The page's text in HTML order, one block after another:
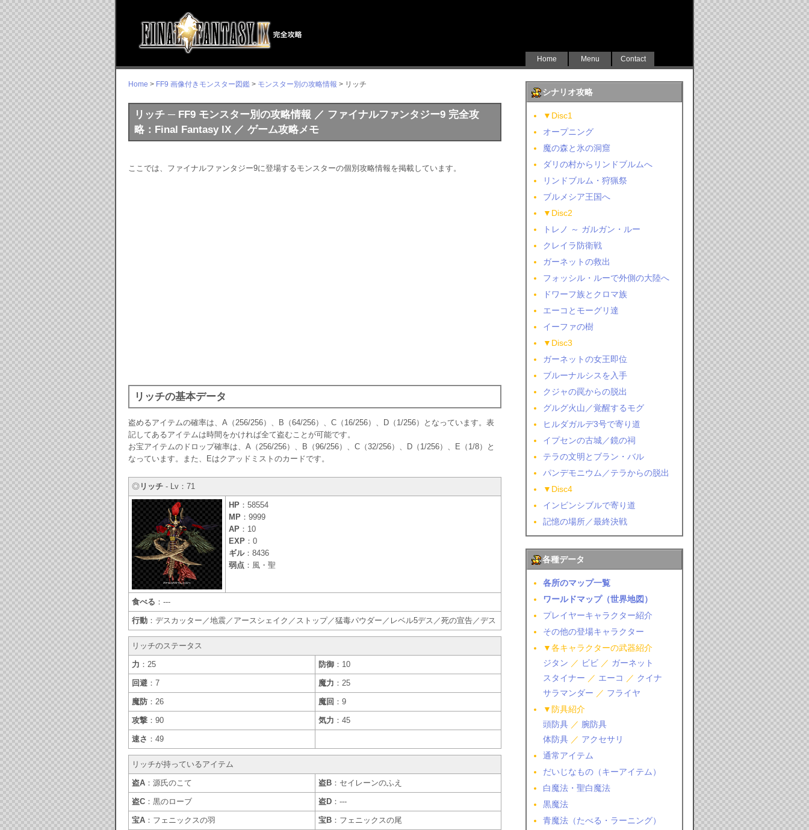
Home Menu Contact
Home > FF9 画像付きモンスター図鑑 > モンスター別の攻略情報 > リッチ
リッチ ─ FF9 モンスター別の攻略情報 ／ ファイナルファンタジー9 完全攻
略：Final Fantasy IX ／ ゲーム攻略メモ
ここでは、ファイナルファンタジー9に登場するモンスターの個別攻略情報を掲載しています。
リッチの基本データ
盗めるアイテムの確率は、A（256/256）、B（64/256）、C（16/256）、D（1/256）となっています。表
記してあるアイテムは時間をかければ全て盗むことが可能です。
お宝アイテムのドロップ確率は、A（256/256）、B（96/256）、C（32/256）、D（1/256）、E（1/8）と
なっています。また、Eはクアッドミストのカードです。
◎ リッチ - Lv：71
HP ：58554
MP ：9999
AP ：10
EXP ：0
ギル：8436
弱点 ：風・聖
食べる ：---
行動 ：デスカッター／地震／アースシェイク／ストップ／猛毒パウダー／レベル5デス／死の宣告／デス
リッチのステータス
力 ：25 防御 ：10
回避 ：7 魔力 ：25
魔防 ：26 魔回 ：9
攻撃 ：90 気力 ：45
速さ ：49
リッチが持っているアイテム
盗A ：源氏のこて 盗B ：セイレーンのふえ
盗C ：黒のローブ 盗D ：---
宝A ：フェニックスの羽 宝B ：フェニックスの尾
シナリオ攻略
▼Disc1
オープニング
魔の森と氷の洞窟
ダリの村からリンドブルムへ
リンドブルム・狩猟祭
ブルメシア王国へ
▼Disc2
トレノ ～ ガルガン・ルー
クレイラ防衛戦
ガーネットの救出
フォッシル・ルーで外側の大陸へ
ドワーフ族とクロマ族
エーコとモーグリ達
イーファの樹
▼Disc3
ガーネットの女王即位
ブルーナルシスを入手
クジャの罠からの脱出
グルグ火山／覚醒するモグ
ヒルダガルデ3号で寄り道
イプセンの古城／鏡の祠
テラの文明とブラン・バル
パンデモニウム／テラからの脱出
▼Disc4
インビンシブルで寄り道
記憶の場所／最終決戦
各種データ
各所のマップ一覧
ワールドマップ（世界地図）
プレイヤーキャラクター紹介
その他の登場キャラクター
▼各キャラクターの武器紹介
ジタン ／ ビビ ／ ガーネット
スタイナー ／ エーコ ／ クイナ
サラマンダー ／ フライヤ
▼防具紹介
頭防具 ／ 腕防具
体防具 ／ アクセサリ
通常アイテム
だいじなもの（キーアイテム）
白魔法・聖白魔法
黒魔法
青魔法（たべる・ラーニング）